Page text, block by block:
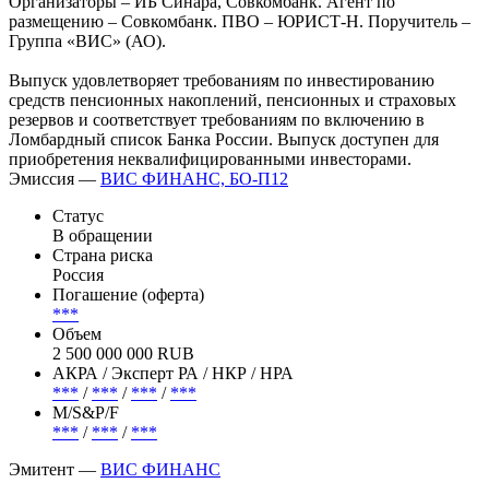
размещению – Совкомбанк. ПВО – ЮРИСТ-Н. Поручитель –
Группа «ВИС» (АО).
Выпуск удовлетворяет требованиям по инвестированию
средств пенсионных накоплений, пенсионных и страховых
резервов и соответствует требованиям по включению в
Ломбардный список Банка России. Выпуск доступен для
приобретения неквалифицированными инвесторами.
Эмиссия — ВИС ФИНАНС, БО-П12
Статус
В обращении
Страна риска
Россия
Погашение (оферта)
***
Объем
2 500 000 000 RUB
АКРА / Эксперт РА / НКР / НРА
*** / *** / *** / ***
М/S&P/F
*** / *** / ***
Эмитент — ВИС ФИНАНС